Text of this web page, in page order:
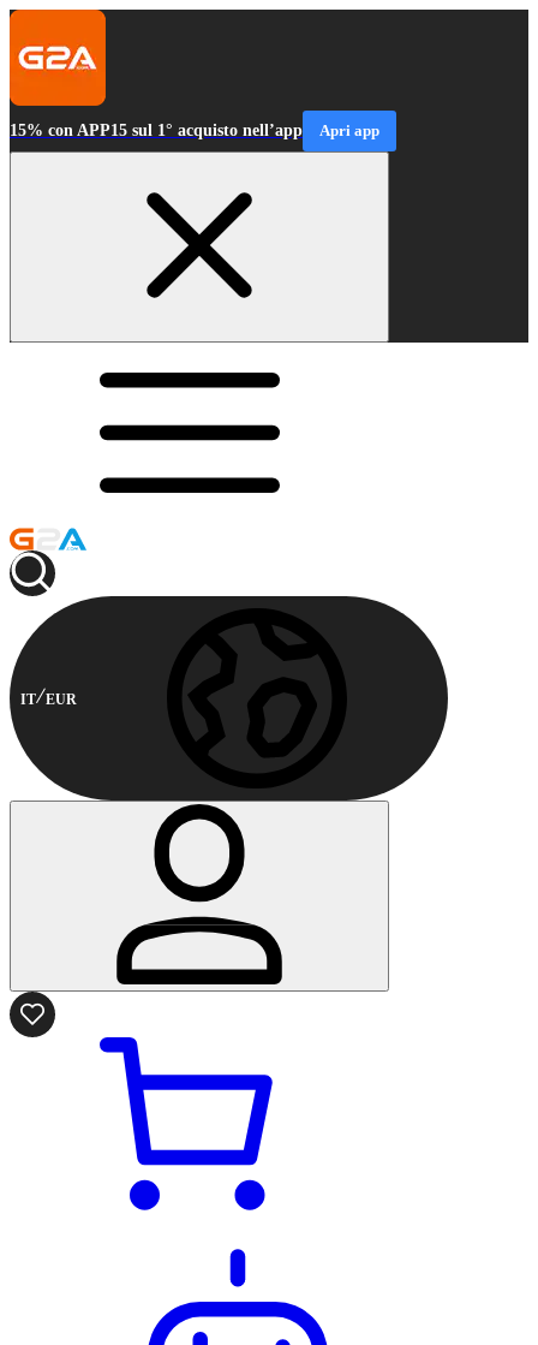
15% con APP15 sul 1° acquisto nell’app Apri app
IT EUR